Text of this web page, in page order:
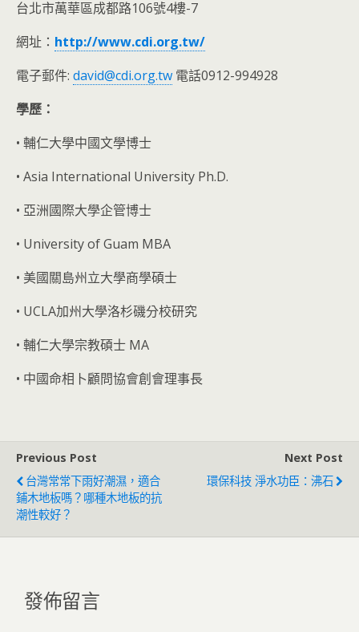
台北市萬華區成都路106號4樓-7
網址： http://www.cdi.org.tw/
電子郵件: david@cdi.org.tw 電話0912-994928
學歷：
• 輔仁大學中國文學博士
• Asia International University Ph.D.
• 亞洲國際大學企管博士
• University of Guam MBA
• 美國關島州立大學商學碩士
• UCLA加州大學洛杉磯分校研究
• 輔仁大學宗教碩士 MA
• 中國命相卜顧問協會創會理事長
Previous Post
台灣常常下雨好潮濕，適合
鋪木地板嗎？哪種木地板的抗
潮性較好？
Next Post
環保科技 淨水功臣：沸石
發佈留言